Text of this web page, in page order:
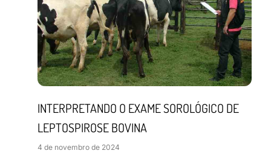
INTERPRETANDO O EXAME SOROLÓGICO DE
LEPTOSPIROSE BOVINA
4 de novembro de 2024